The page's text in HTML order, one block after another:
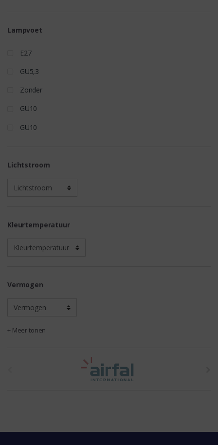
Lampvoet
E27
GU5,3
Zonder
GU10
GU10
Lichtstroom
Kleurtemperatuur
Vermogen
+ Meer tonen
r